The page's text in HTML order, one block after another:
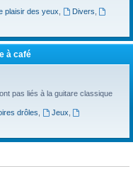
plaisir des yeux Divers
à café
pas liés à la guitare classique
drôles Jeux